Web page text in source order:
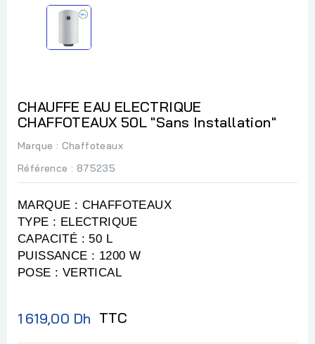
CHAUFFE EAU ELECTRIQUE
CHAFFOTEAUX 50L "Sans Installation"
Marque : Chaffoteaux
Référence : 875235
MARQUE : CHAFFOTEAUX
TYPE : ELECTRIQUE
CAPACITÉ : 50 L
PUISSANCE : 1200 W
POSE : VERTICAL
1 619,00 Dh TTC